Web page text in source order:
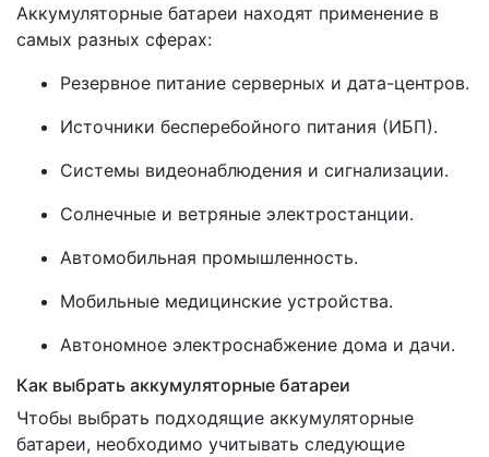
Аккумуляторные батареи находят применение в
самых разных сферах:
Резервное питание серверных и дата-центров.
Источники бесперебойного питания (ИБП).
Системы видеонаблюдения и сигнализации.
Солнечные и ветряные электростанции.
Автомобильная промышленность.
Мобильные медицинские устройства.
Автономное электроснабжение дома и дачи.
Как выбрать аккумуляторные батареи
Чтобы выбрать подходящие аккумуляторные
батареи, необходимо учитывать следующие